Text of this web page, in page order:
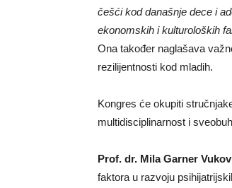
češći kod današnje dece i
ekonomskih i kulturoloških
Ona također naglašava
rezilijentnosti kod mladih.
Kongres će okupiti
multidisciplinarnost i
Prof. dr. Mila Garner Vukov
faktora u razvoju